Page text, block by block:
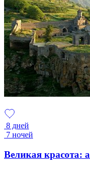
8 дней
7 ночей
Великая красота: